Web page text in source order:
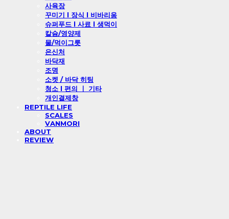
사육장
꾸미기 l 장식 l 비바리움
슈퍼푸드 l 사료 l 생먹이
칼슘/영양제
물/먹이그릇
은신처
바닥재
조명
소켓 / 바닥 히팅
청소 l 편의 ㅣ 기타
개인결제창
REPTILE LIFE
SCALES
VANMORI
ABOUT
REVIEW